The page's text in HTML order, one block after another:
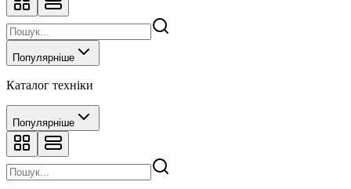
Популярніше
Каталог техніки
Популярніше